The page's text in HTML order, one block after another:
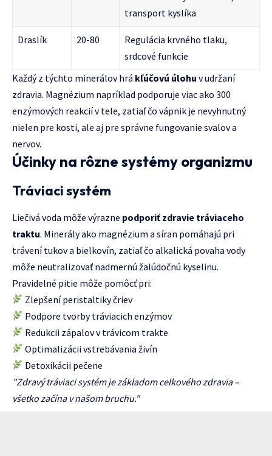
transport kyslíka
Draslík 20-80
Regulácia krvného tlaku,
srdcové funkcie
Každý z týchto minerálov hrá kľúčovú úlohu v udržaní
zdravia. Magnézium napríklad podporuje viac ako 300
enzýmových reakcií v tele, zatiaľ čo vápnik je nevyhnutný
nielen pre kosti, ale aj pre správne fungovanie svalov a
nervov.
Účinky na rôzne systémy organizmu
Tráviaci systém
Liečivá voda môže výrazne podporiť zdravie tráviaceho
traktu. Minerály ako magnézium a síran pomáhajú pri
trávení tukov a bielkovín, zatiaľ čo alkalická povaha vody
môže neutralizovať nadmernú žalúdočnú kyselinu.
Pravidelné pitie môže pomôcť pri:
Zlepšení peristaltiky čriev
Podpore tvorby tráviacich enzýmov
Redukcii zápalov v trávicom trakte
Optimalizácii vstrebávania živín
Detoxikácii pečene
"Zdravý tráviaci systém je základom celkového zdravia –
všetko začína v našom bruchu."